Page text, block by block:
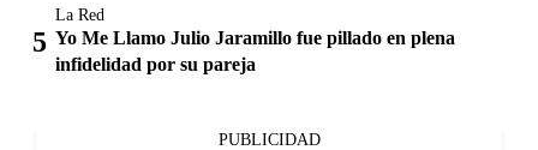
La Red
Yo Me Llamo Julio Jaramillo fue pillado en plena
infidelidad por su pareja
PUBLICIDAD